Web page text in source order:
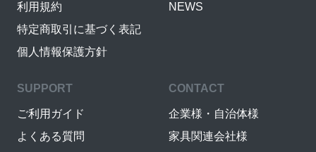
利用規約
特定商取引に基づく表記
個人情報保護方針
NEWS
SUPPORT
ご利用ガイド
よくある質問
CONTACT
企業様・自治体様
家具関連会社様